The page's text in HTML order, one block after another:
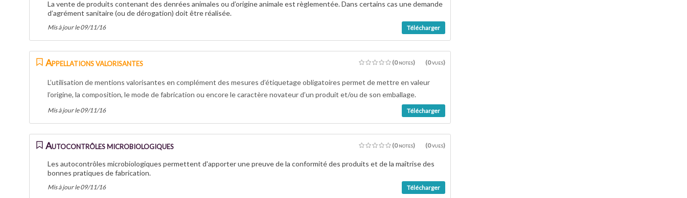
La vente de produits contenant des denrées animales ou d’origine animale est règlementée. Dans certains cas une demande
d’agrément sanitaire (ou de dérogation) doit être réalisée.
Télécharger
Mis à jour le 09/11/16
Appellations valorisantes (0 vues)
(0 notes)
L’utilisation de mentions valorisantes en complément des mesures d’étiquetage obligatoires permet de mettre en valeur
l’origine, la composition, le mode de fabrication ou encore le caractère novateur d’un produit et/ou de son emballage.
Télécharger
Mis à jour le 09/11/16
Autocontrôles microbiologiques (0 vues)
(0 notes)
Les autocontrôles microbiologiques permettent d'apporter une preuve de la conformité des produits et de la maîtrise des
bonnes pratiques de fabrication.
Télécharger
Mis à jour le 09/11/16